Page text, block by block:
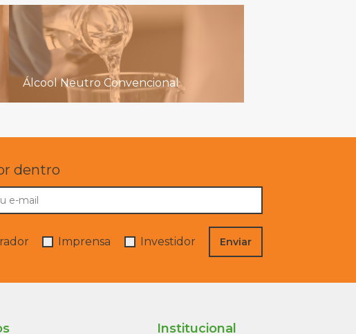
Álcool Neutro Convencional
dentro
Imprensa Investidor Enviar
Institucional